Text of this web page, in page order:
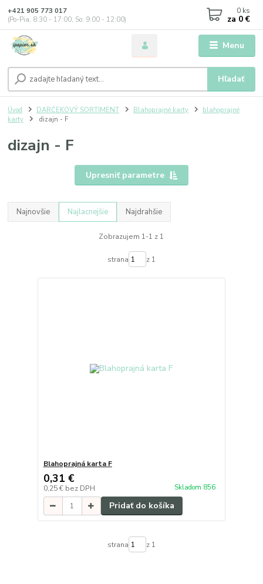
Menu
Hľadať
+421 905 773 017
(Po-Pia, 8:30 - 17:00, So: 9:00 - 12:00)
0 ks
za 0 €
Úvod DARČEKOVÝ SORTIMENT Blahoprajné karty
blahoprajné
karty
dizajn - F
dizajn - F
Upresniť parametre
Najnovšie Najlacnejšie Najdrahšie
Zobrazujem 1-1 z 1
strana z 1
Blahoprajná karta F
0,31 €
0,25 € bez DPH Skladom 856
Pridať do košíka
strana z 1